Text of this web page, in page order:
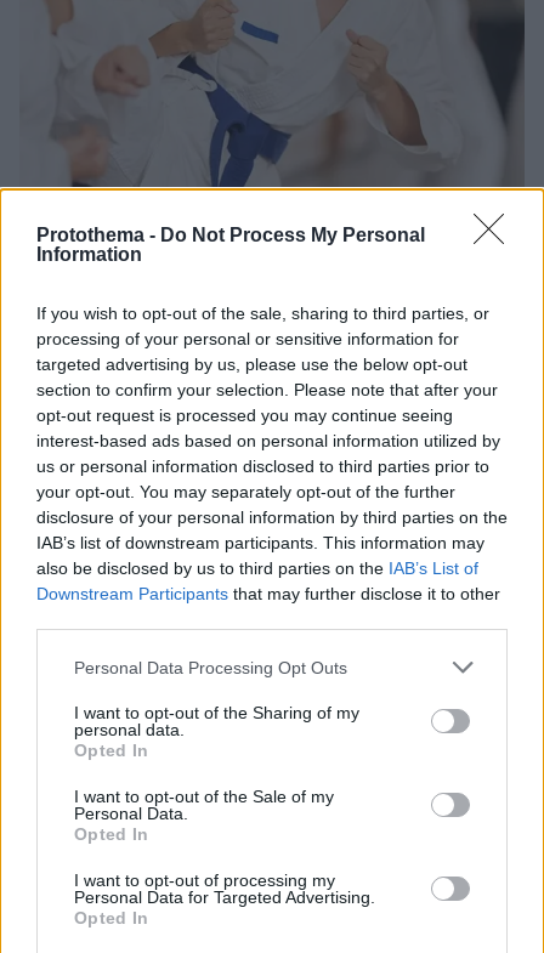
Protothema - Do Not Process My Personal
Information
If you wish to opt-out of the sale, sharing to third parties, or
processing of your personal or sensitive information for
targeted advertising by us, please use the below opt-out
section to confirm your selection. Please note that after your
opt-out request is processed you may continue seeing
interest-based ads based on personal information utilized by
us or personal information disclosed to third parties prior to
your opt-out. You may separately opt-out of the further
disclosure of your personal information by third parties on the
IAB’s list of downstream participants. This information may
also be disclosed by us to third parties on the IAB’s List of
Downstream Participants that may further disclose it to other
Please note that this website/app uses one or more Google
not limited to your visit or usage behaviour. You may click to
grant or deny consent to Google and its third-party tags to
use your data for below specified purposes in below Google
consent section.
Personal Data Processing Opt Outs
I want to opt-out of the Sharing of my
personal data.
Opted In
I want to opt-out of the Sale of my
Personal Data.
Opted In
I want to opt-out of processing my
Personal Data for Targeted Advertising.
Opted In
Τραυματισμοί στα σπορ: Τι καλύπτουν τα ασφαλιστήρια
για ερασιτέχνες και επαγγελματίες αθλητές
Δείτε τι καλύπτει η ιδιωτική ασφάλιση σε περίπτωση
τραυματισμού κατά την άθληση, για ερασιτέχνες,
παιδιά, αλλά και επαγγελματίες αθλητές